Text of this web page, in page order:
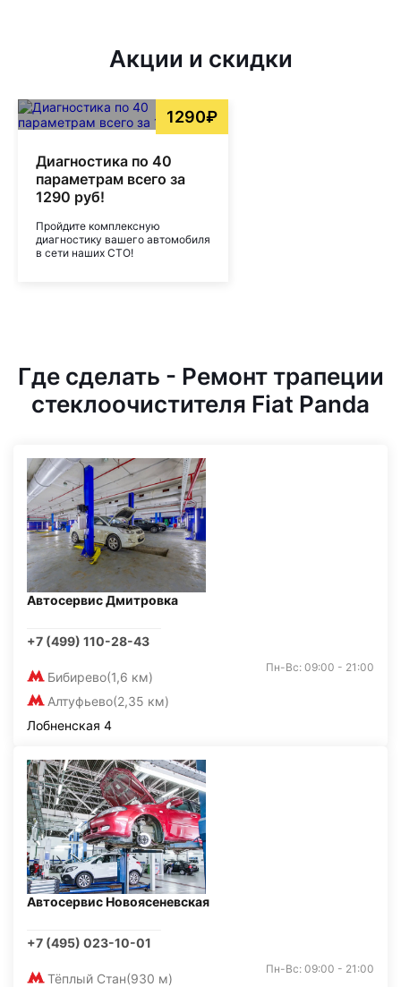
Акции и скидки
1290₽
Диагностика по 40
параметрам всего за
1290 руб!
Пройдите комплексную
диагностику вашего автомобиля
в сети наших СТО!
Где сделать - Ремонт трапеции
стеклоочистителя Fiat Panda
Автосервис Дмитровка
+7 (499) 110-28-43
Бибирево(1,6 км)
Алтуфьево(2,35 км)
Пн-Вс: 09:00 - 21:00
Лобненская 4
Автосервис Новоясеневская
+7 (495) 023-10-01
Тёплый Стан(930 м)
Пн-Вс: 09:00 - 21:00